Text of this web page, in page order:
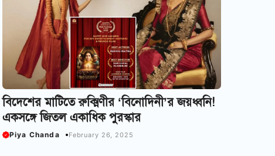
বিদেশের মাটিতে রুক্মিণীর ‘বিনোদিনী’র জয়ধ্বনি!
একসঙ্গে জিতল একাধিক পুরস্কার
Piya Chanda February 26, 2025